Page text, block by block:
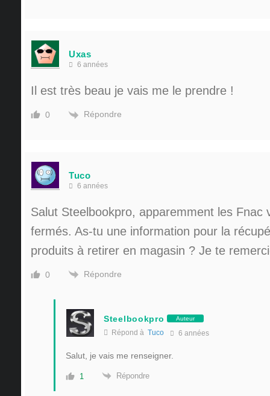
Uxas
6 années
Il est très beau je vais me le prendre !
0 Répondre
Tuco
6 années
Salut Steelbookpro, apparemment les Fnac
fermés. As-tu une information pour la
produits à retirer en magasin ? Je te
0 Répondre
Steelbookpro Auteur
Répond à Tuco 6 années
Salut, je vais me renseigner.
1 Répondre